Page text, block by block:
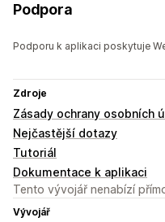
Podpora
Podporu k aplikaci poskytuje
Zdroje
Zásady ochrany osobních
Nejčastější dotazy
Tutoriál
Dokumentace k aplikaci
Tento vývojář nenabízí
Vývojář